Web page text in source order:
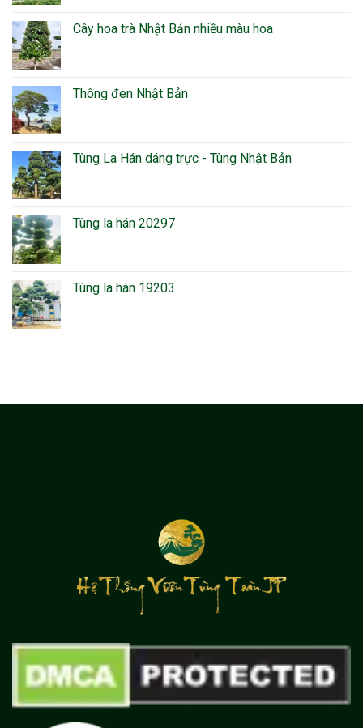
Cây hoa trà Nhật Bản nhiều màu hoa
Thông đen Nhật Bản
Tùng La Hán dáng trực - Tùng Nhật Bản
Tùng la hán 20297
Tùng la hán 19203